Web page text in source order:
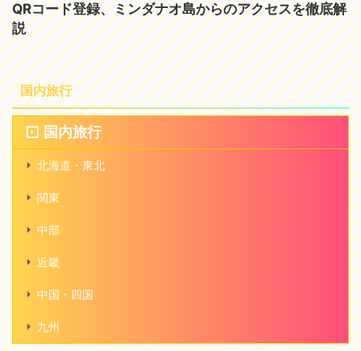
QRコード登録、ミンダナオ島からのアクセスを徹底解
説
国内旅行
国内旅行
北海道・東北
関東
中部
近畿
中国・四国
九州